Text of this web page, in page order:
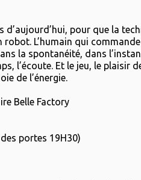
d’aujourd’hui, pour que la
L’humain qui
la spontanéité, dans
l’écoute. Et le jeu, le plaisir
de l’énergie.
Belle Factory
portes 19H30)